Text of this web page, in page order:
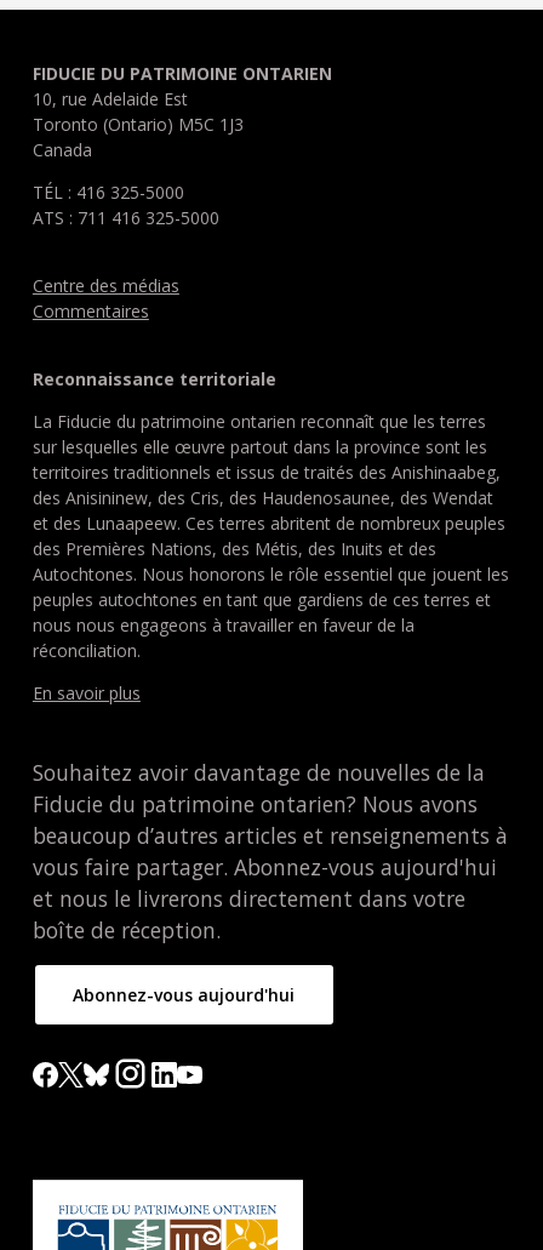
FIDUCIE DU PATRIMOINE ONTARIEN
10, rue Adelaide Est
Toronto (Ontario) M5C 1J3
Canada
TÉL : 416 325-5000
ATS : 711 416 325-5000
Centre des médias
Commentaires
Reconnaissance territoriale
La Fiducie du patrimoine ontarien reconnaît que les terres
sur lesquelles elle œuvre partout dans la province sont les
territoires traditionnels et issus de traités des Anishinaabeg,
des Anisininew, des Cris, des Haudenosaunee, des Wendat
et des Lunaapeew. Ces terres abritent de nombreux peuples
des Premières Nations, des Métis, des Inuits et des
Autochtones. Nous honorons le rôle essentiel que jouent les
peuples autochtones en tant que gardiens de ces terres et
nous nous engageons à travailler en faveur de la
réconciliation.
En savoir plus
Souhaitez avoir davantage de nouvelles de la
Fiducie du patrimoine ontarien? Nous avons
beaucoup d’autres articles et renseignements à
vous faire partager. Abonnez-vous aujourd'hui
et nous le livrerons directement dans votre
boîte de réception.
Abonnez-vous aujourd'hui